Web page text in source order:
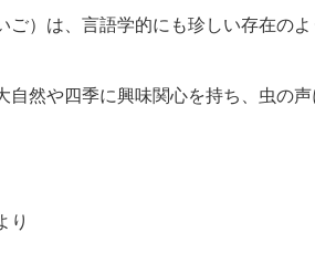
ご）は、言語学的にも珍しい存在の
然や四季に興味関心を持ち、虫の声
り